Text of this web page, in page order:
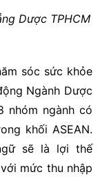
Dược TPHCM
sóc sức khỏe
Ngành Dược
nhóm ngành có
khối ASEAN.
sẽ là lợi thế
mức thu nhập